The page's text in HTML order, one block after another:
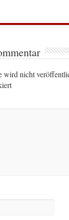
wird nicht